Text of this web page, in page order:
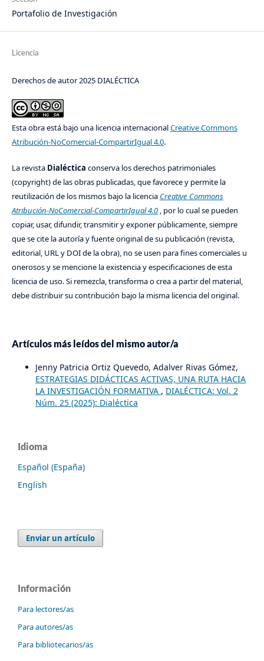
Portafolio de Investigación
Licencia
Derechos de autor 2025 DIALÉCTICA
Esta obra está bajo una licencia internacionalCreative Commons
Atribución-NoComercial-CompartirIgual 4.0.
La revista Dialéctica conserva los derechos patrimoniales
(copyright) de las obras publicadas, que favorece y permite la
reutilización de los mismos bajo la licencia Creative Commons
Atribución-NoComercial-CompartirIgual 4.0, por lo cual se pueden
copiar, usar, difundir, transmitir y exponer públicamente, siempre
que se cite la autoría y fuente original de su publicación (revista,
editorial, URL y DOI de la obra), no se usen para fines comerciales u
onerosos y se mencione la existencia y especificaciones de esta
licencia de uso. Si remezcla, transforma o crea a partir del material,
debe distribuir su contribución bajo la misma licencia del original.
Artículos más leídos del mismo autor/a
Jenny Patricia Ortiz Quevedo, Adalver Rivas Gómez,
ESTRATEGIAS DIDÁCTICAS ACTIVAS, UNA RUTA HACIA
LA INVESTIGACIÓN FORMATIVA , DIALÉCTICA: Vol. 2
Núm. 25 (2025): Dialéctica
Idioma
Español (España)
English
Enviar un artículo
Información
Para lectores/as
Para autores/as
Para bibliotecarios/as